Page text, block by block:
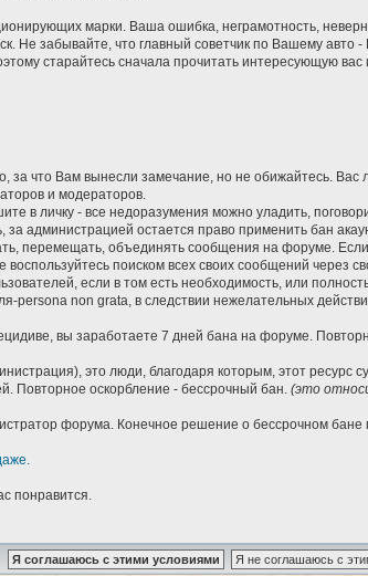
марки. Ваша ошибка, неграмотность,
Не забывайте, что главный советчик по Вашему
старайтесь сначала прочитать интересующую
что Вам вынесли замечание, но не обижайтесь.
и модераторов.
в личку - все недоразумения можно уладить,
администрацией остается право применить бан
перемещать, объединять сообщения на форуме. Если
поиском всех своих сообщений через
если в том есть необходимость, или
persona non grata, в следствии нежелательных
вы заработаете 7 дней бана на форуме.
это люди, благодаря которым, этот ресурс
Повторное оскорбление - бессрочный бан. (это
форума. Конечное решение о бессрочном
понравится.